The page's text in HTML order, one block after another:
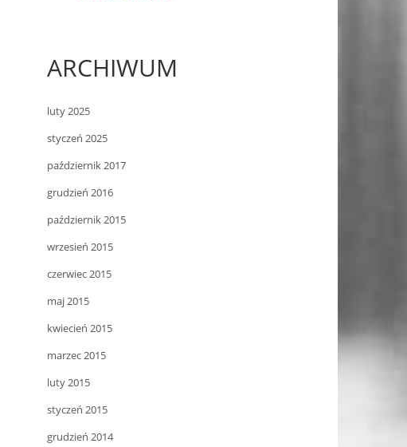
ARCHIWUM
luty 2025
styczeń 2025
październik 2017
grudzień 2016
październik 2015
wrzesień 2015
czerwiec 2015
maj 2015
kwiecień 2015
marzec 2015
luty 2015
styczeń 2015
grudzień 2014